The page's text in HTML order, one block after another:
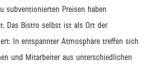
subventionierten Preisen haben
Das Bistro selbst ist als Ort der
In entspannter Atmosphäre treffen sich
und Mitarbeiter aus unterschiedlichen